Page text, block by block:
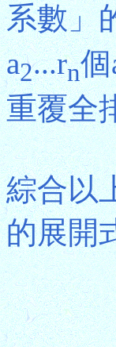
系數」
a2...rn個
重覆全
綜合以
的展開